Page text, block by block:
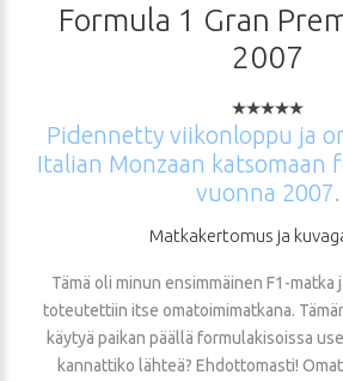
Formula 1 Gran
2007
Pidennetty viikonloppu ja
Italian Monzaan katsomaan
vuonna 2007.
Matkakertomus ja
Tämä oli minun ensimmäinen F1-
toteutettiin itse omatoimimatkana.
käytyä paikan päällä formulakisoissa
kannattiko lähteä? Ehdottomasti!